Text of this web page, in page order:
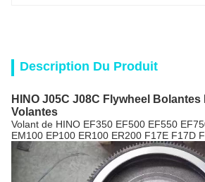
Description Du Produit
HINO J05C J08C Flywheel Bolantes
Volantes
Volant de HINO EF350 EF500 EF550
EM100 EP100 ER100 ER200 F17E F17D